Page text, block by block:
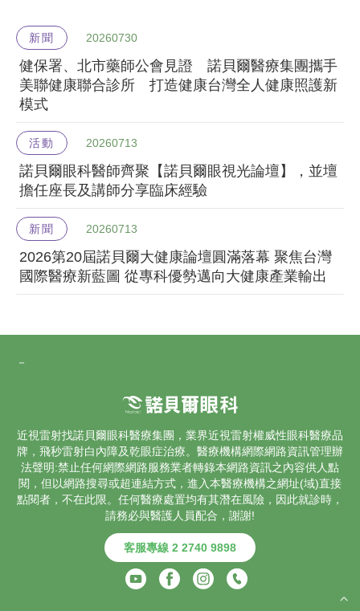
新聞 20260730
健保署、北市藥師公會見證 諾貝爾醫療集團攜手
美聯健康聯合診所 打造健康台灣全人健康照護新
模式
活動 20260713
諾貝爾眼科醫師齊聚【諾貝爾眼視光論壇】，並壇
擔任座長及講師分享臨床經驗
新聞 20260713
2026第20屆諾貝爾大健康論壇圓滿落幕 聚焦台灣
國際醫療新藍圖 從專科優勢邁向大健康產業輸出
－
近視雷射找諾貝爾眼科醫療集團，業界近視雷射權威性眼科醫療品
牌，飛秒雷射白內障及乾眼症治療。醫療機構網際網路資訊管理辦
法聲明:禁止任何網際網路服務業者轉錄本網路資訊之內容供人點
閱，但以網路搜尋或超連結方式，進入本醫療機構之網址(域)直接
點閱者，不在此限。任何醫療處置均有其潛在風險，因此就診時，
請務必與醫護人員配合，謝謝!
客服專線 2 2740 9898